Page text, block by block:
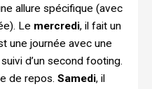
allure spécifique (avec
Le mercredi, il fait un
une journée avec une
d’un second footing.
de repos. Samedi, il